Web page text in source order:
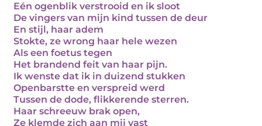
Eén ogenblik verstrooid en ik sloot
De vingers van mijn kind tussen de deur
En stijl, haar adem
Stokte, ze wrong haar hele wezen
Als een foetus tegen
Het brandend feit van haar pijn.
Ik wenste dat ik in duizend stukken
Openbarstte en verspreid werd
Tussen de dode, flikkerende sterren.
Haar schreeuw brak open,
Ze klemde zich aan mij vast